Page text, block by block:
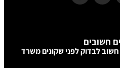
חשובים
לבדוק לפני שקונים משרד